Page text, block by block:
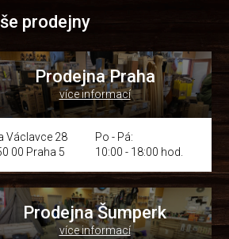
prodejny
Prodejna Praha
více informací
Václavce 28
00 Praha 5
Po - Pá:
10:00 - 18:00 hod.
Prodejna Šumperk
více informací